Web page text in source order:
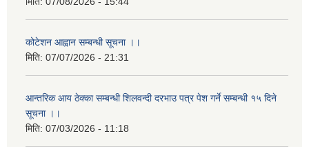
कोटेशन आह्वान सम्बन्धी सूचना ।।
मिति: 07/07/2026 - 21:31
आन्तरिक आय ठेक्का सम्बन्धी शिलवन्दी दरभाउ पत्र पेश गर्ने सम्बन्धी १५ दिने
सूचना ।।
मिति: 07/03/2026 - 11:18